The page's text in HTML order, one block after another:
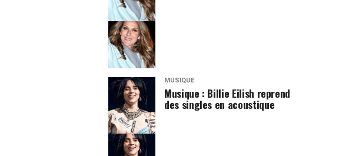
MUSIQUE
Musique : Billie Eilish reprend
des singles en acoustique